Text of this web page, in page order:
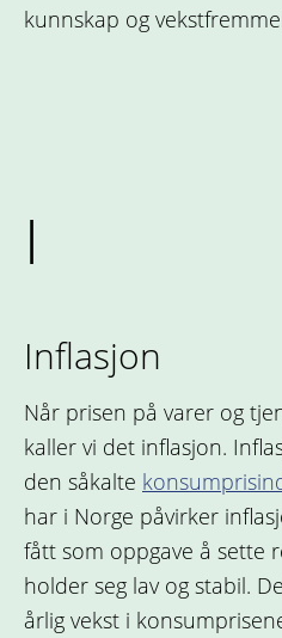
kunnskap og
I
Inflasjon
Når prisen på varer og
kaller vi det inflasjon.
den såkalte
har i Norge påvirker
fått som oppgave å sette
holder seg lav og stabil.
årlig vekst i